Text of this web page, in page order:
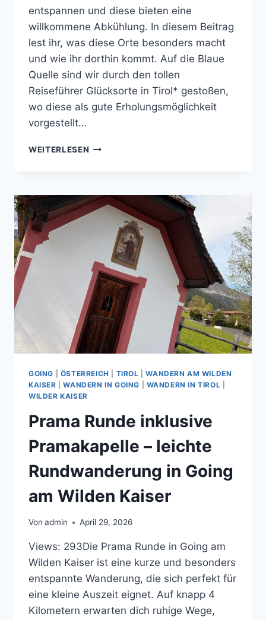
entspannen und diese bieten eine
willkommene Abkühlung. In diesem Beitrag
lest ihr, was diese Orte besonders macht
und wie ihr dorthin kommt. Auf die Blaue
Quelle sind wir durch den tollen
Reiseführer Glücksorte in Tirol* gestoßen,
wo diese als gute Erholungsmöglichkeit
vorgestellt…
WEITERLESEN ERL:
QUELLE
LÄSST
ENTSPANNEN
GOING ÖSTERREICH TIROL |WANDERN AM WILDEN
KAISER |WANDERN IN GOING WANDERN IN TIROL
WILDER KAISER
Prama Runde inklusive
Pramakapelle – leichte
Rundwanderung in Going
am Wilden Kaiser
Von admin April 29, 2026
Views: 293Die Prama Runde in Going am
Wilden Kaiser ist eine kurze und besonders
entspannte Wanderung, die sich perfekt für
eine kleine Auszeit eignet. Auf knapp 4
Kilometern erwarten dich ruhige Wege,